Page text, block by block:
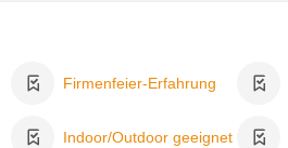
Firmenfeier-Erfahrung
Indoor/Outdoor geeignet